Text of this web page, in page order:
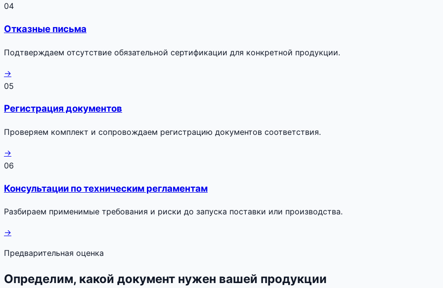
04
Отказные письма
Подтверждаем отсутствие обязательной сертификации для конкретной продукции.
→
05
Регистрация документов
Проверяем комплект и сопровождаем регистрацию документов соответствия.
→
06
Консультации по техническим регламентам
Разбираем применимые требования и риски до запуска поставки или производства.
→
Предварительная оценка
Определим, какой документ нужен вашей продукции